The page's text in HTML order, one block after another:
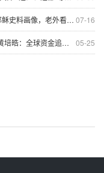
07-16
老外看见他为何慌了神
05-25
整体融资规模有望创近五年新高